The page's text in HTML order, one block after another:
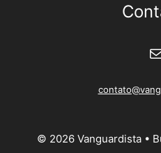
E-
© 2026 Vanguardista•